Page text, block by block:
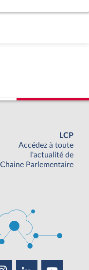
LCP
Accédez à toute
l'actualité de
Parlementaire